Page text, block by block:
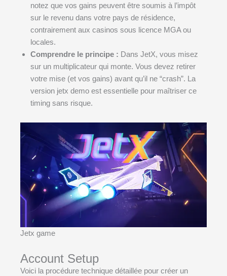
notez que vos gains peuvent être soumis à l’impôt
sur le revenu dans votre pays de résidence,
contrairement aux casinos sous licence MGA ou
locales.
Comprendre le principe : Dans JetX, vous misez
sur un multiplicateur qui monte. Vous devez retirer
votre mise (et vos gains) avant qu’il ne “crash”. La
version jetx demo est essentielle pour maîtriser ce
timing sans risque.
Jetx game
Account Setup
Voici la procédure technique détaillée pour créer un